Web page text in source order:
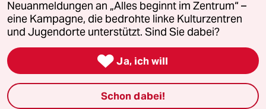
Leitlinie Informant Datenschutz Impressum AGB
Seitenwende Einwilligungen widerrufen (Ads)
Neuanmeldungen an „Alles beginnt im Zentrum“ –
eine Kampagne, die bedrohte linke Kulturzentren
und Jugendorte unterstützt. Sind Sie dabei?
 Ja, ich will
Schon dabei!